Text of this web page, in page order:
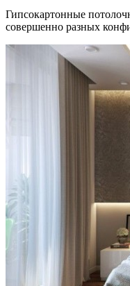
Гипсокартонные
совершенно разных